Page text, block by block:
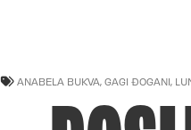
ANABELA BUKVA, GAGI ĐOGANI,